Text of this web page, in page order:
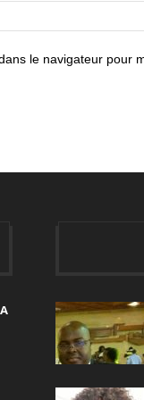
le navigateur pour